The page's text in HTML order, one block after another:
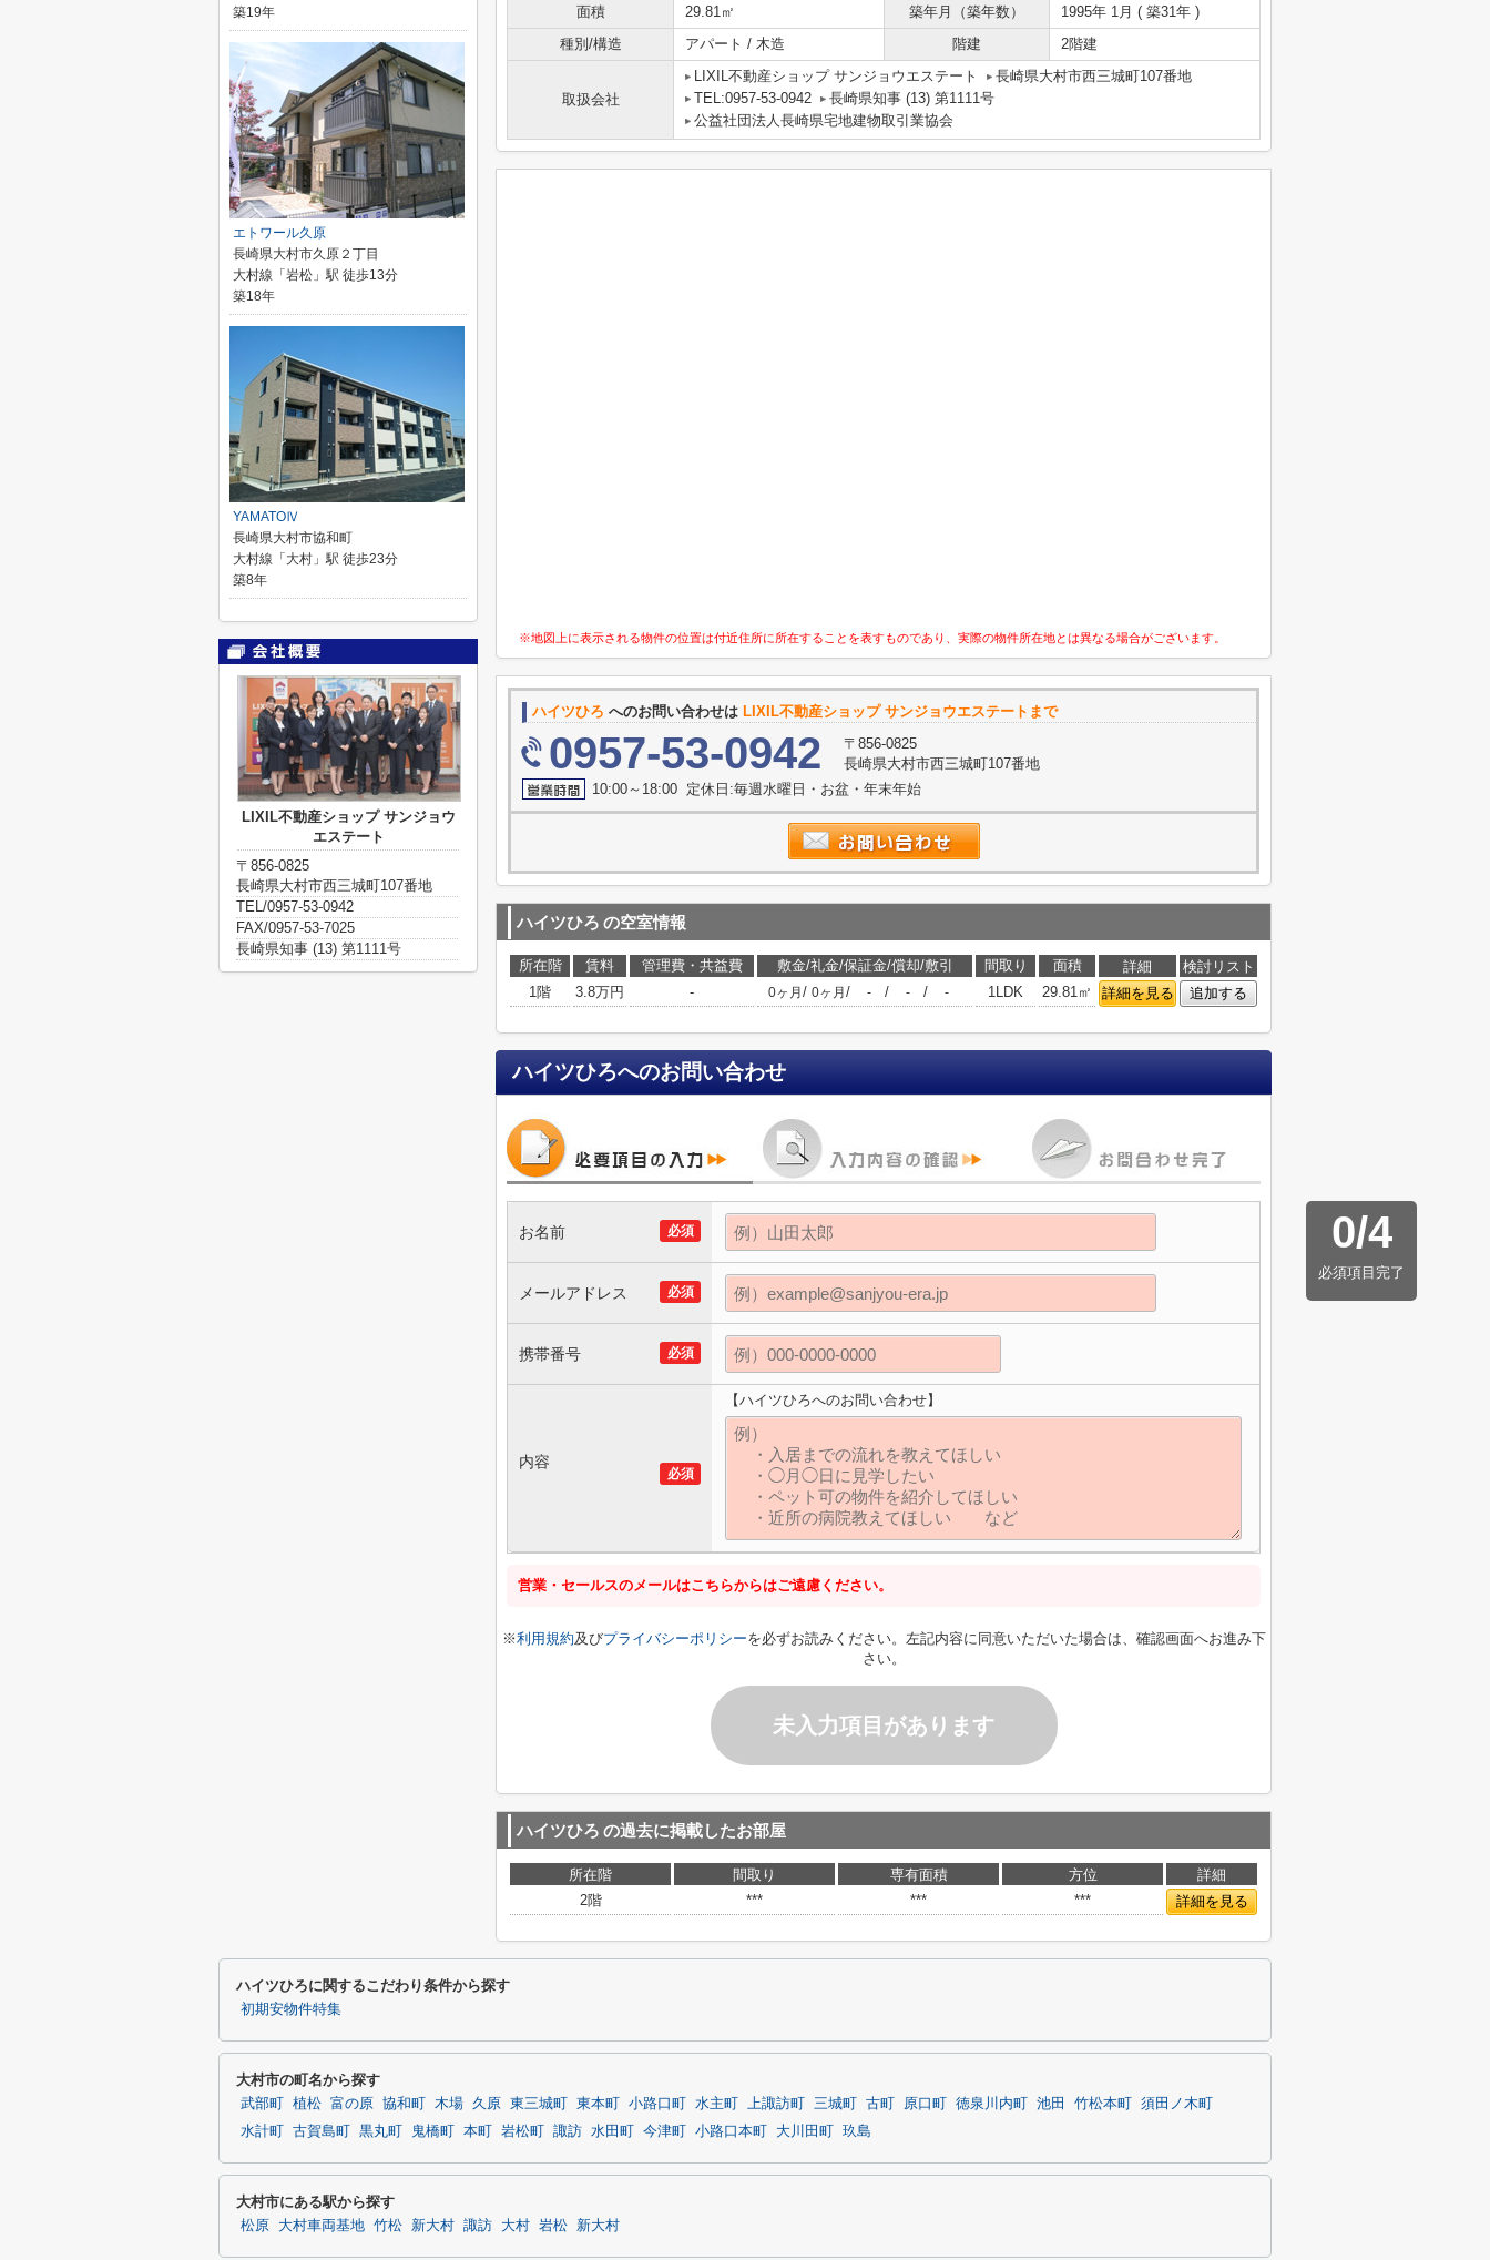
面積
29.81㎡ 築年月（築年数）
1995年 1月 ( 築31年 )
種別/構造
アパート / 木造 階建 2階建
取扱会社
LIXIL不動産ショップ サンジョウエステート
長崎県大村市西三城町107番地
TEL:0957-53-0942
長崎県知事 (13) 第1111号
公益社団法人長崎県宅地建物取引業協会
※地図上に表示される物件の位置は付近住所に所在することを表すものであり、実際の物件所在地とは異なる場合がございます。
ハイツひろ へのお問い合わせは LIXIL不動産ショップ サンジョウエステートまで
0957-53-0942
〒856-0825
長崎県大村市西三城町107番地
10:00～18:00 定休日:毎週水曜日・お盆・年末年始
ハイツひろ の空室情報
所在階 賃料 管理費・共益費 敷金/礼金/保証金/償却/敷引 間取り 面積 詳細
検討リスト
1階
3.8万円 - 0ヶ月 / 0ヶ月 / - / - / - 1LDK 29.81㎡ 詳細を見る 追加する
ハイツひろへのお問い合わせ
0/4
必須項目完了
必須
お名前
必須
メールアドレス
必須
携帯番号
必須
内容
【ハイツひろへのお問い合わせ】
営業・セールスのメールはこちらからはご遠慮ください。
※利用規約及びプライバシーポリシーを必ずお読みください。左記内容に同意いただいた場合は、確認画面へお進み下
さい。
未入力項目があります
ハイツひろ の過去に掲載したお部屋
所在階 間取り 専有面積 方位
詳細
2階
*** *** *** 詳細を見る
築19年
エトワール久原
長崎県大村市久原２丁目
大村線「岩松」駅 徒歩13分
築18年
YAMATOⅣ
長崎県大村市協和町
大村線「大村」駅 徒歩23分
築8年
LIXIL不動産ショップ サンジョウ
エステート
〒856-0825
長崎県大村市西三城町107番地
TEL/0957-53-0942
FAX/0957-53-7025
長崎県知事 (13) 第1111号
ハイツひろに関するこだわり条件から探す
初期安物件特集
大村市の町名から探す
武部町 植松 富の原 協和町 木場 久原 東三城町 東本町 小路口町 水主町 上諏訪町 三城町 古町 原口町 徳泉川内町 池田 竹松本町
須田ノ木町
水計町
古賀島町 黒丸町 鬼橋町 本町 岩松町 諏訪 水田町 今津町 小路口本町 大川田町 玖島
大村市にある駅から探す
松原 大村車両基地 竹松 新大村 諏訪 大村 岩松 新大村